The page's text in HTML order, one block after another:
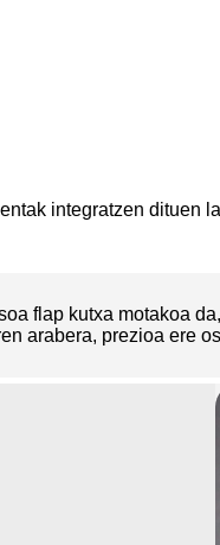
integratzen dituen
flap kutxa motakoa
arabera, prezioa ere